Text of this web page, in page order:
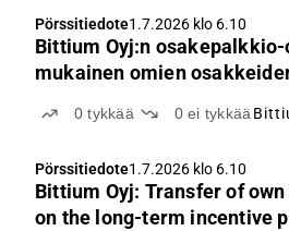
Pörssitiedote1.7.2026 klo 6.10
Bittium Oyj:n
mukainen omien
0tykkää 0ei tykkää
Pörssitiedote1.7.2026 klo 6.10
Bittium Oyj: Transfer of own
on the long-term incentive